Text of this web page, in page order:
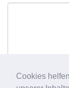
Cookies